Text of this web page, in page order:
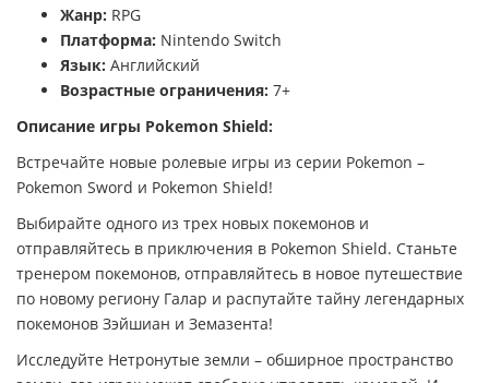
Жанр: RPG
Платформа: Nintendo Switch
Язык: Английский
Возрастные ограничения: 7+
Описание игры Pokemon Shield​:
Встречайте новые ролевые игры из серии Pokemon –
Pokemon Sword и Pokemon Shield!
Выбирайте одного из трех новых покемонов и
отправляйтесь в приключения в Pokemon Shield. Станьте
тренером покемонов, отправляйтесь в новое путешествие
по новому региону Галар и распутайте тайну легендарных
покемонов Зэйшиан и Земазента!
Исследуйте Нетронутые земли – обширное пространство